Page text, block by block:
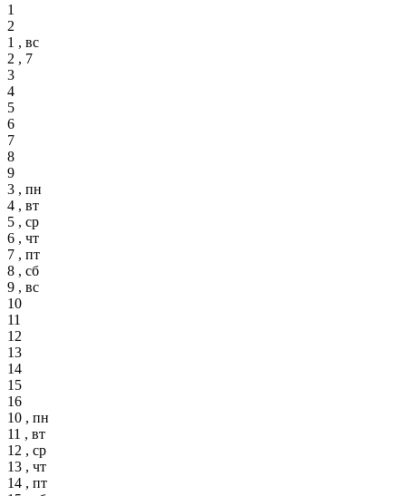
1
2
1 , вс
2 , 7
3
4
5
6
7
8
9
3 , пн
4 , вт
5 , ср
6 , чт
7 , пт
8 , сб
9 , вс
10
11
12
13
14
15
16
10 , пн
11 , вт
12 , ср
13 , чт
14 , пт